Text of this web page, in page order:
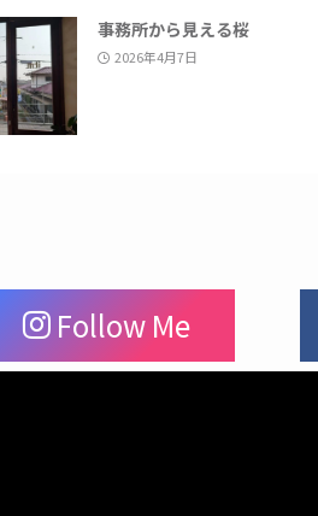
事務所から見える桜
2026年4月7日
Follow Me